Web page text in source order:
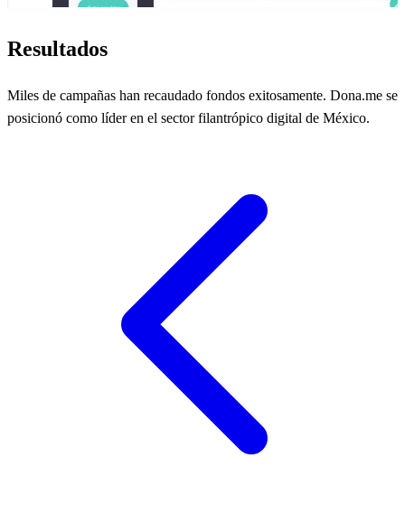
Resultados
Miles de campañas han recaudado fondos exitosamente. Dona.me se
posicionó como líder en el sector filantrópico digital de México.